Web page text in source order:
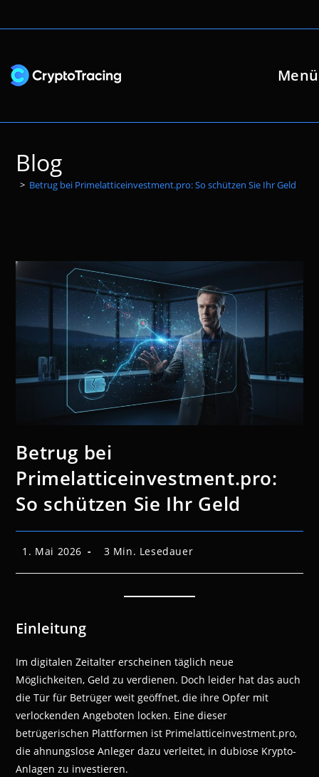
Inhalt
Menü
Blog
> Betrug bei Primelatticeinvestment.pro: So schützen Sie Ihr Geld
Betrug bei
Primelatticeinvestment.pro:
So schützen Sie Ihr Geld
Beitrag
1. Mai 2026 Lesedauer:
3 Min. Lesedauer
Einleitung
Im digitalen Zeitalter erscheinen täglich neue
Möglichkeiten, Geld zu verdienen. Doch leider hat das auch
die Tür für Betrüger weit geöffnet, die ihre Opfer mit
verlockenden Angeboten locken. Eine dieser
betrügerischen Plattformen ist Primelatticeinvestment.pro,
die ahnungslose Anleger dazu verleitet, in dubiose Krypto-
Anlagen zu investieren.